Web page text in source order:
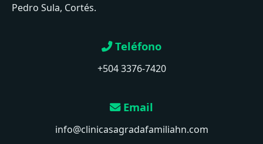
Pedro Sula, Cortés.
Teléfono
+504 3376-7420
Email
info@clinicasagradafamiliahn.com